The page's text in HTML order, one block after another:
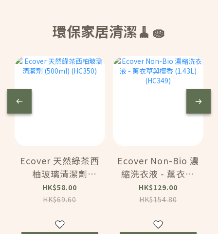
環保家居清潔🧹🧽
Ecover 天然綠茶西
柚玻璃清潔劑
(500ml) (HC350)
HK$58.00
HK$69.60
Ecover Non-Bio 濃
縮洗衣液 - 薰衣草
與檀香 (1.43L)
(HC349)
HK$129.00
HK$154.80